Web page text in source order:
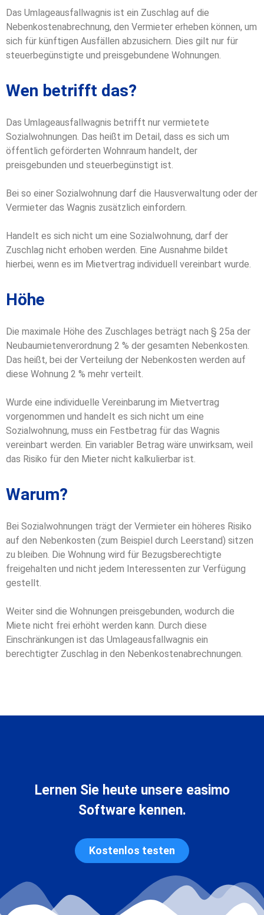
Das Umlageausfallwagnis ist ein Zuschlag auf die
Nebenkostenabrechnung, den Vermieter erheben können, um
sich für künftigen Ausfällen abzusichern. Dies gilt nur für
steuerbegünstigte und preisgebundene Wohnungen.
Wen betrifft das?
Das Umlageausfallwagnis betrifft nur vermietete
Sozialwohnungen. Das heißt im Detail, dass es sich um
öffentlich geförderten Wohnraum handelt, der
preisgebunden und steuerbegünstigt ist.
Bei so einer Sozialwohnung darf die Hausverwaltung oder der
Vermieter das Wagnis zusätzlich einfordern.
Handelt es sich nicht um eine Sozialwohnung, darf der
Zuschlag nicht erhoben werden. Eine Ausnahme bildet
hierbei, wenn es im Mietvertrag individuell vereinbart wurde.
Höhe
Die maximale Höhe des Zuschlages beträgt nach § 25a der
Neubaumietenverordnung 2 % der gesamten Nebenkosten.
Das heißt, bei der Verteilung der Nebenkosten werden auf
diese Wohnung 2 % mehr verteilt.
Wurde eine individuelle Vereinbarung im Mietvertrag
vorgenommen und handelt es sich nicht um eine
Sozialwohnung, muss ein Festbetrag für das Wagnis
vereinbart werden. Ein variabler Betrag wäre unwirksam, weil
das Risiko für den Mieter nicht kalkulierbar ist.
Warum?
Bei Sozialwohnungen trägt der Vermieter ein höheres Risiko
auf den Nebenkosten (zum Beispiel durch Leerstand) sitzen
zu bleiben. Die Wohnung wird für Bezugsberechtigte
freigehalten und nicht jedem Interessenten zur Verfügung
gestellt.
Weiter sind die Wohnungen preisgebunden, wodurch die
Miete nicht frei erhöht werden kann. Durch diese
Einschränkungen ist das Umlageausfallwagnis ein
berechtigter Zuschlag in den Nebenkostenabrechnungen.
Lernen Sie heute unsere easimo
Software kennen.
Kostenlos testen